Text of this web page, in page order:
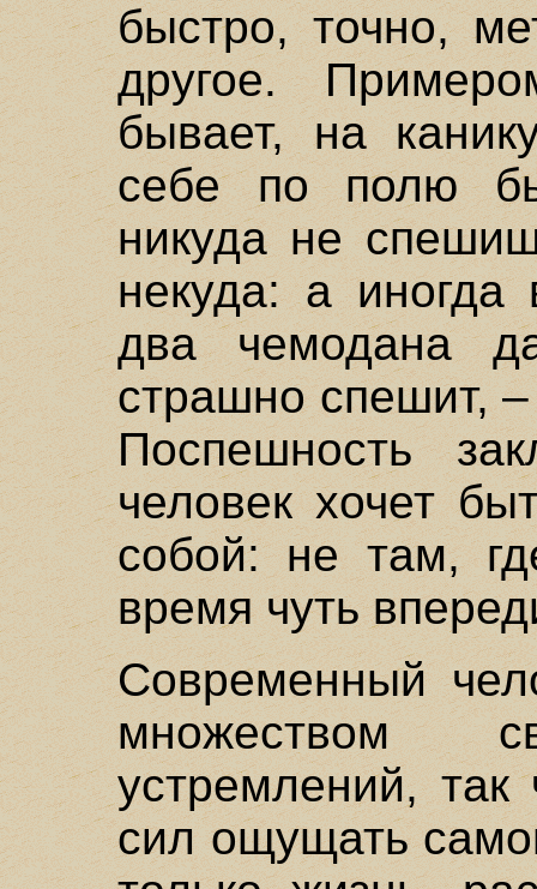
быстро, точно,
другое.
бывает, на
себе по полю
никуда не
некуда: а иногда
два чемодана
страшно спешит, –
Поспешность
человек хочет
собой: не там,
время чуть
Современный
множеством
устремлений, так
сил ощущать